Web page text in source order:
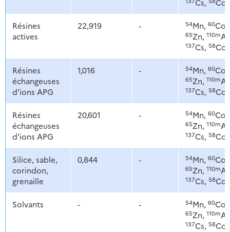
Cs, Co
Résines
actives
22,919 - 54Mn, 60Co,
65Zn, 110m
137Cs, 58Co
Résines
échangeuses
d'ions APG
1,016 - 54Mn, 60Co,
65Zn, 110m
137Cs, 58Co
Résines
échangeuses
d'ions APG
20,601 - 54Mn, 60Co,
65Zn, 110m
137Cs, 58Co
Silice, sable,
corindon,
grenaille
0,844 - 54Mn, 60Co,
65Zn, 110m
137Cs, 58Co
Solvants - - 54Mn, 60Co,
65Zn, 110m
137Cs, 58Co